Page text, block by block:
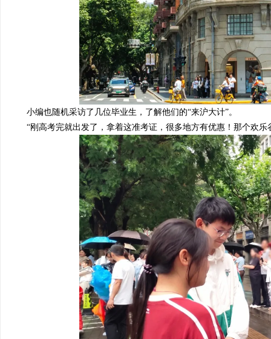
小编也随机采访了几位毕业生，了解他们的“来沪大计”。
“刚高考完就出发了，拿着这准考证，很多地方有优惠！那个欢